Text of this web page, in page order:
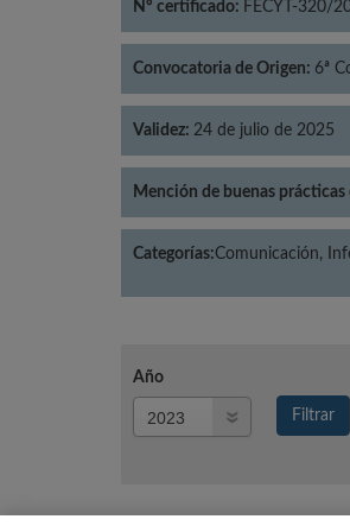
Nº certificado: FECYT-320/
Convocatoria de Origen: 6ª
Validez: 24 de julio de 2025
Mención de buenas
Categorías:Comunicación,
Año
Filtrar